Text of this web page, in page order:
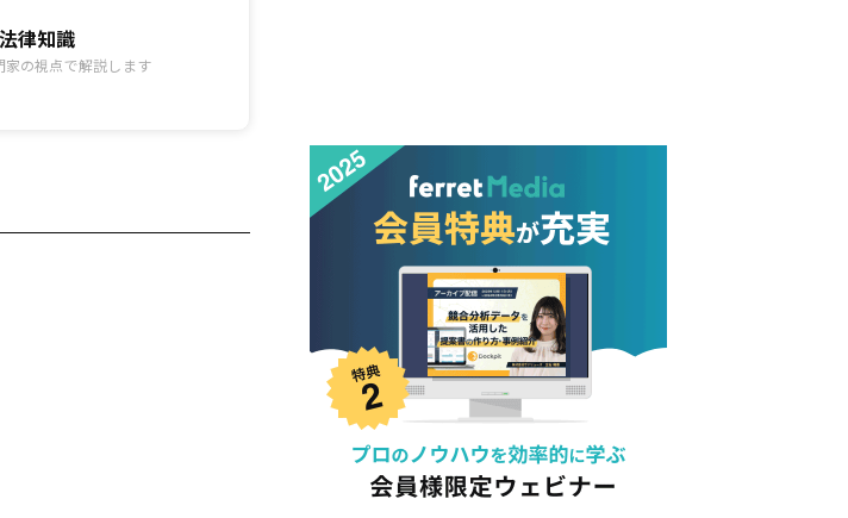
律知識
の視点で解説します